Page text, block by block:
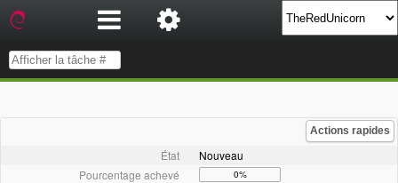
Actions rapides
État
Nouveau
Pourcentage achevé
0%